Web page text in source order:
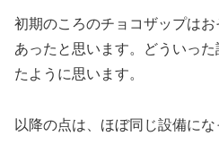
初期のころのチョコザップは
あったと思います。どういっ
たように思います。
以降の点は、ほぼ同じ設備にな